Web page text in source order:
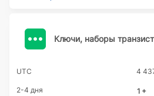
Ключи, наборы
UTC 4
2-4 дня 1 +